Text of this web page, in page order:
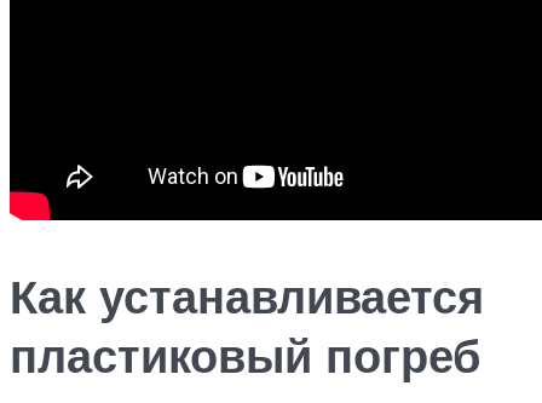
Как устанавливается
пластиковый погреб